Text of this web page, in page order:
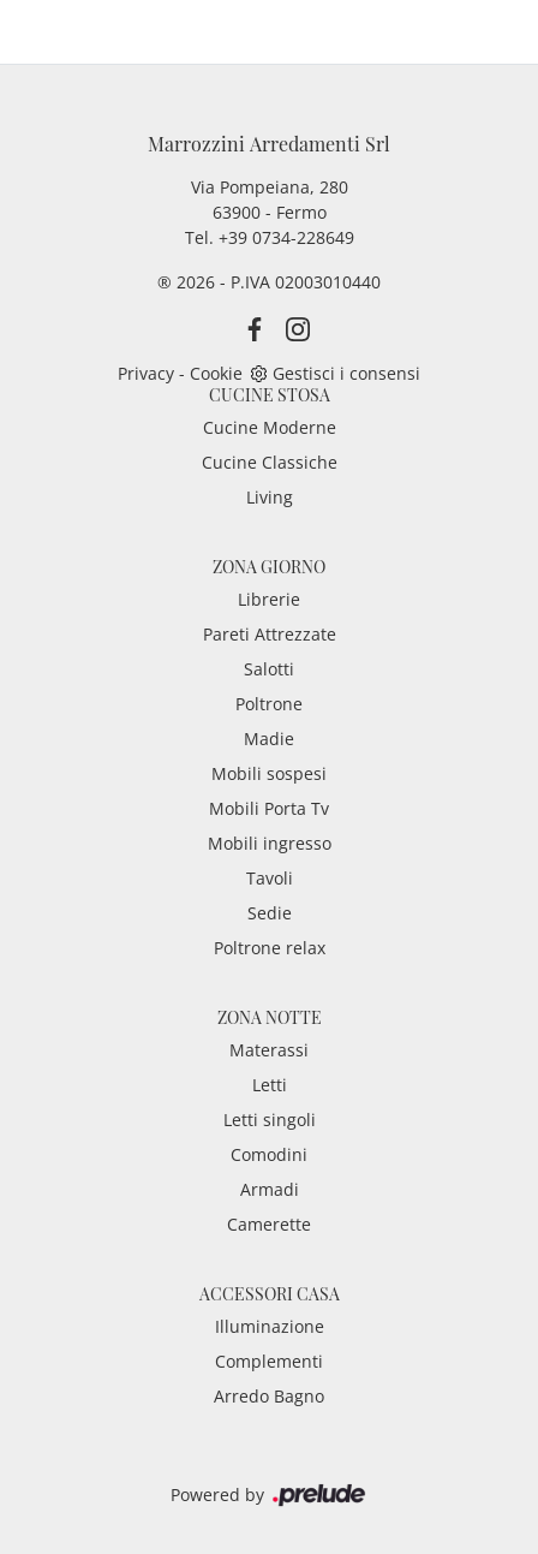
Marrozzini Arredamenti Srl
Via Pompeiana, 280
63900 - Fermo
Tel. +39 0734-228649
® 2026 - P.IVA 02003010440
Privacy - Cookie
Gestisci i consensi
CUCINE STOSA
Cucine Moderne
Cucine Classiche
Living
ZONA GIORNO
Librerie
Pareti Attrezzate
Salotti
Poltrone
Madie
Mobili sospesi
Mobili Porta Tv
Mobili ingresso
Tavoli
Sedie
Poltrone relax
ZONA NOTTE
Materassi
Letti
Letti singoli
Comodini
Armadi
Camerette
ACCESSORI CASA
Illuminazione
Complementi
Arredo Bagno
Powered by